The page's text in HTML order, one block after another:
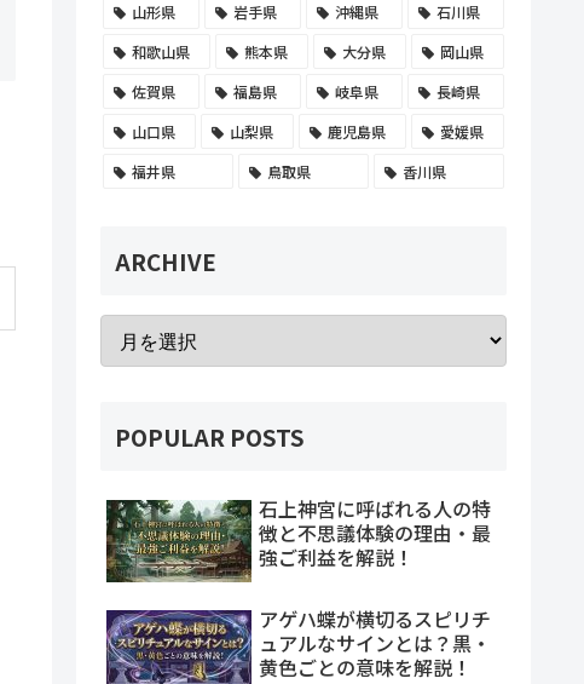
山形県
岩手県 沖縄県
石川県
和歌山県
熊本県 大分県
岡山県
佐賀県
福島県 岐阜県
長崎県
山口県
山梨県 鹿児島県
愛媛県
福井県
鳥取県 香川県
ARCHIVE
POPULAR POSTS
石上神宮に呼ばれる人の特
徴と不思議体験の理由・最
強ご利益を解説！
アゲハ蝶が横切るスピリチ
ュアルなサインとは？黒・
黄色ごとの意味を解説！